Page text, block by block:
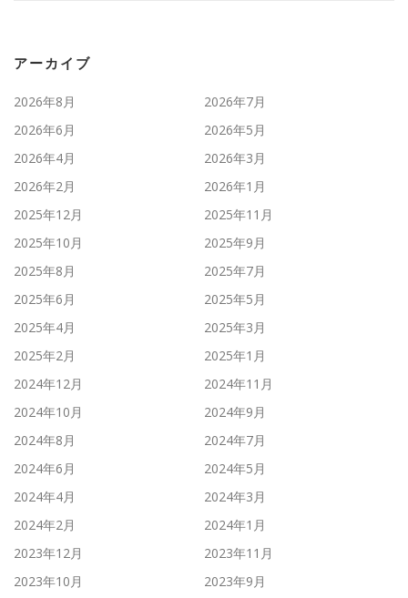
アーカイブ
2026年8月
2026年7月
2026年6月
2026年5月
2026年4月
2026年3月
2026年2月
2026年1月
2025年12月
2025年11月
2025年10月
2025年9月
2025年8月
2025年7月
2025年6月
2025年5月
2025年4月
2025年3月
2025年2月
2025年1月
2024年12月
2024年11月
2024年10月
2024年9月
2024年8月
2024年7月
2024年6月
2024年5月
2024年4月
2024年3月
2024年2月
2024年1月
2023年12月
2023年11月
2023年10月
2023年9月